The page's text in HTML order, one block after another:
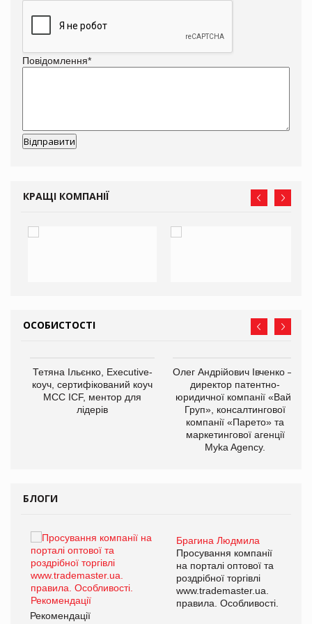
Повідомлення*
КРАЩІ КОМПАНІЇ
ОСОБИСТОСТІ
Тетяна Ільєнко, Executive-
коуч, сертифікований коуч
МСС ICF, ментор для
лідерів
Олег Андрійович Івченко —
директор патентно-
юридичної компанії «Вайз
Груп», консалтингової
компанії «Парето» та
маркетингової агенції
Myka Agency.
БЛОГИ
Брагина Людмила
Просування компанії
на порталі оптової та
роздрібної торгівлі
www.trademaster.ua.
правила. Особливості.
Рекомендації